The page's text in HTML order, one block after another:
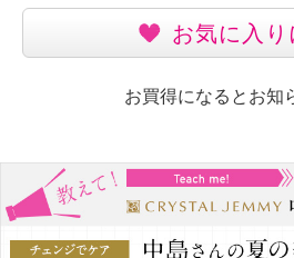
お気に入り
お買得になるとお知